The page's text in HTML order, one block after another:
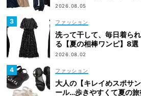
2026.08.05
ファッション
洗って干して、毎日着ら
る【夏の相棒ワンピ】8選
2026.08.02
ファッション
大人の【キレイめスポサ
ール…歩きやすくて夏の旅